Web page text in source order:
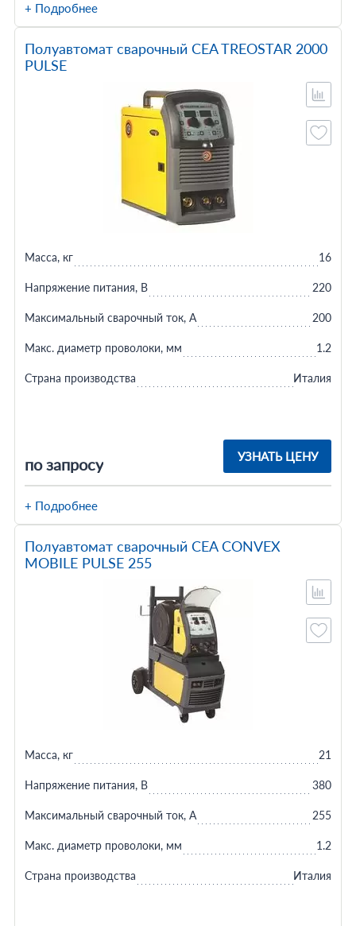
+ Подробнее
Полуавтомат сварочный CEA TREOSTAR 2000
PULSE
по запросу УЗНАТЬ ЦЕНУ
Масса, кг 16
Напряжение питания, В 220
Максимальный сварочный ток, А 200
Макс. диаметр проволоки, мм 1.2
Страна производства Италия
+ Подробнее
Полуавтомат сварочный CEA CONVEX
MOBILE PULSE 255
Масса, кг 21
Напряжение питания, В 380
Максимальный сварочный ток, А 255
Макс. диаметр проволоки, мм 1.2
Страна производства Италия